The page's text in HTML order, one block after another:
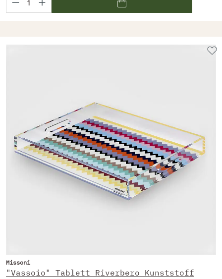
Missoni
"Vassoio" Tablett Riverbero Kunststoff